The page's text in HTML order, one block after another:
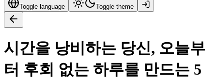
Toggle language Toggle theme
시간을 낭비하는 당신, 오늘부
터 후회 없는 하루를 만드는 5